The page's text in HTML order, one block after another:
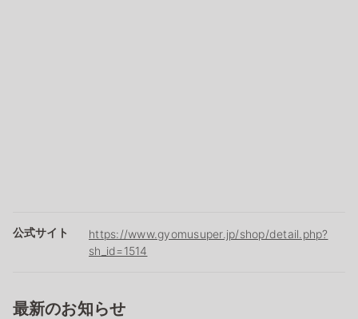
公式サイト
https://www.gyomusuper.jp/shop/detail.php?
sh_id=1514
最新のお知らせ